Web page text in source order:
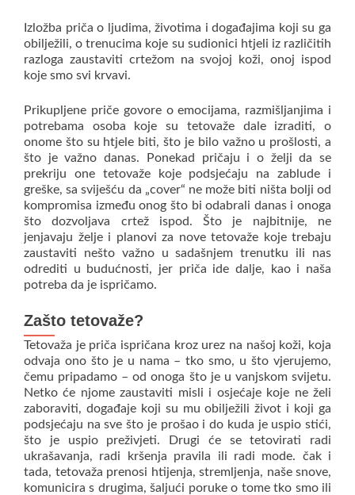
Izložba priča o ljudima, životima i događajima koji su ga
obilježili, o trenucima koje su sudionici htjeli iz različitih
razloga zaustaviti crtežom na svojoj koži, onoj ispod
koje smo svi krvavi.
Prikupljene priče govore o emocijama, razmišljanjima i
potrebama osoba koje su tetovaže dale izraditi, o
onome što su htjele biti, što je bilo važno u prošlosti, a
što je važno danas. Ponekad pričaju i o želji da se
prekriju one tetovaže koje podsjećaju na zablude i
greške, sa sviješću da „cover“ ne može biti ništa bolji od
kompromisa između onog što bi odabrali danas i onoga
što dozvoljava crtež ispod. Što je najbitnije, ne
jenjavaju želje i planovi za nove tetovaže koje trebaju
zaustaviti nešto važno u sadašnjem trenutku ili nas
odrediti u budućnosti, jer priča ide dalje, kao i naša
potreba da je ispričamo.
Zašto tetovaže?
Tetovaža je priča ispričana kroz urez na našoj koži, koja
odvaja ono što je u nama – tko smo, u što vjerujemo,
čemu pripadamo – od onoga što je u vanjskom svijetu.
Netko će njome zaustaviti misli i osjećaje koje ne želi
zaboraviti, događaje koji su mu obilježili život i koji ga
podsjećaju na sve što je prošao i do kuda je uspio stići,
što je uspio preživjeti. Drugi će se tetovirati radi
ukrašavanja, radi kršenja pravila ili radi mode. čak i
tada, tetovaža prenosi htijenja, stremljenja, naše snove,
komunicira s drugima, šaljući poruke o tome tko smo ili